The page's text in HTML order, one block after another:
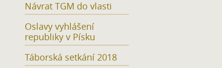
Návrat TGM do vlasti
Oslavy vyhlášení
republiky v Písku
Táborská setkání 2018